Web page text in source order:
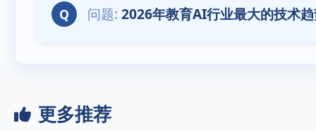
Q 2026年教育AI行业最大的技术
更多推荐